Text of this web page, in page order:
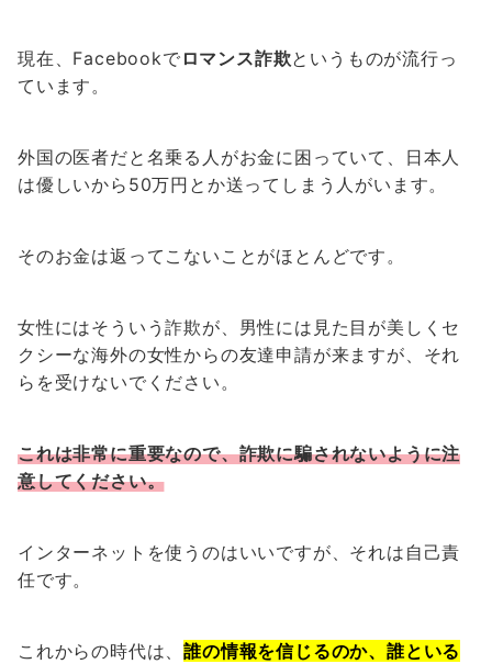
現在、Facebookで ロマンス詐欺というものが流行っ
ています。
外国の医者だと名乗る人がお金に困っていて、日本人
は優しいから50万円とか送ってしまう人がいます。
そのお金は返ってこないことがほとんどです。
女性にはそういう詐欺が、男性には見た目が美しくセ
クシーな海外の女性からの友達申請が来ますが、それ
らを受けないでください。
これは非常に重要なので、詐欺に騙されないように注
意してください。
インターネットを使うのはいいですが、それは自己責
任です。
これからの時代は、誰の情報を信じるのか、誰といる